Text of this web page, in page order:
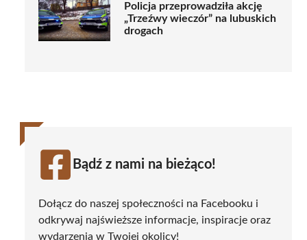
Policja przeprowadziła akcję
„Trzeźwy wieczór” na lubuskich
drogach
Bądź z nami na bieżąco!
Dołącz do naszej społeczności na Facebooku i
odkrywaj najświeższe informacje, inspiracje oraz
wydarzenia w Twojej okolicy!